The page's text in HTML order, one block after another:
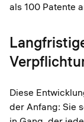
als 100 Patente
Diese
der Anfang: Sie